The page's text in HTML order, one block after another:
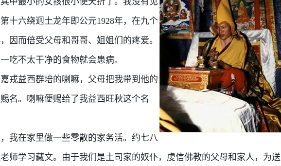
十六绕迥土龙年即公元1928年，在九个
因而倍受父母和哥哥、姐姐们的疼爱。
吃不太干净的食物就会患病。
戎益西群培的喇嘛，父母把我带到他的
名。喇嘛便赐给了我益西旺秋这个名
我在家里做一些零散的家务活。约七八
师学习藏文。由于我们是土司家的奴仆，虔信佛教的父母和家人，为送